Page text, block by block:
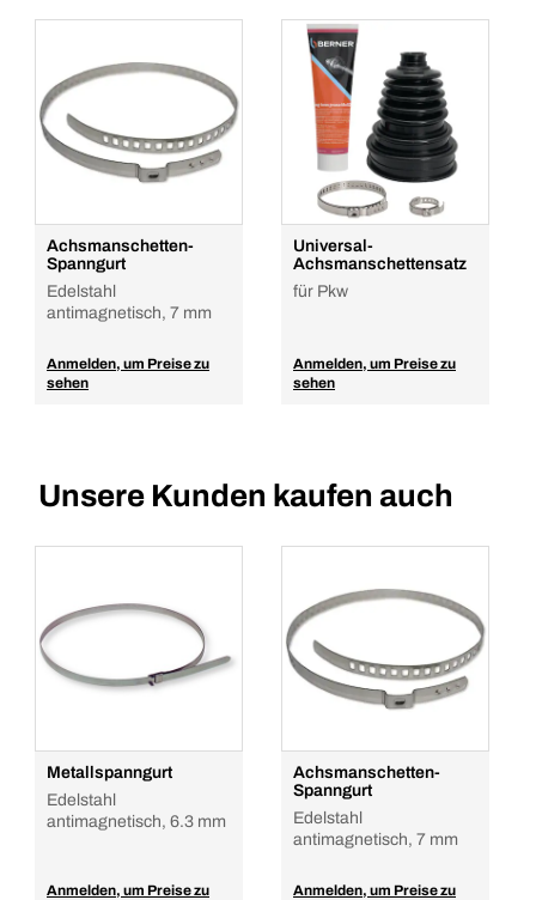
Achsmanschetten-
Spanngurt
Edelstahl
antimagnetisch, 7 mm
Anmelden, um Preise zu
sehen
Universal-
Achsmanschettensatz
für Pkw
Anmelden, um Preise zu
sehen
Unsere Kunden kaufen auch
Metallspanngurt
Edelstahl
antimagnetisch, 6.3 mm
Anmelden, um Preise zu
Achsmanschetten-
Spanngurt
Edelstahl
antimagnetisch, 7 mm
Anmelden, um Preise zu